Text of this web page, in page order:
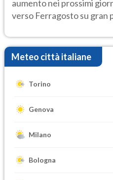
aumento nei prossimi
verso Ferragosto su gran
Meteo città italiane
Torino
Genova
Milano
Bologna